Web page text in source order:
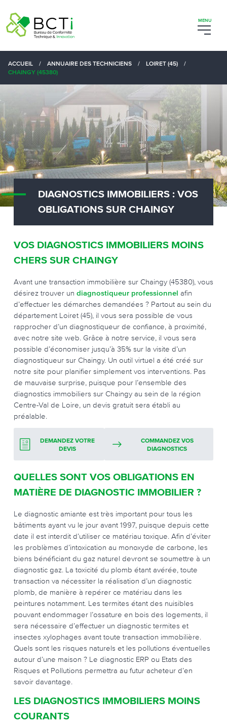
ACCUEIL / ANNUAIRE DES TECHNICIENS / LOIRET (45)
/
CHAINGY (45380)
DIAGNOSTICS IMMOBILIERS : VOS
OBLIGATIONS SUR CHAINGY
VOS DIAGNOSTICS IMMOBILIERS MOINS
CHERS SUR CHAINGY
Avant une transaction immobilière sur Chaingy (45380), vous
désirez trouver un diagnostiqueur professionnel afin
d’effectuer les démarches demandées ? Partout au sein du
département Loiret (45), il vous sera possible de vous
rapprocher d’un diagnostiqueur de confiance, à proximité,
avec notre site web. Grâce à notre service, il vous sera
possible d’économiser jusqu’à 35% sur la visite d’un
diagnostiqueur sur Chaingy. Un outil virtuel a été créé sur
notre site pour planifier simplement vos interventions. Pas
de mauvaise surprise, puisque pour l’ensemble des
diagnostics immobiliers sur Chaingy au sein de la région
Centre-Val de Loire, un devis gratuit sera établi au
préalable.
DEMANDEZ VOTRE
DEVIS
COMMANDEZ VOS
DIAGNOSTICS
QUELLES SONT VOS OBLIGATIONS EN
MATIÈRE DE DIAGNOSTIC IMMOBILIER ?
Le diagnostic amiante est très important pour tous les
bâtiments ayant vu le jour avant 1997, puisque depuis cette
date il est interdit d’utiliser ce matériau toxique. Afin d’éviter
les problèmes d’intoxication au monoxyde de carbone, les
biens bénéficiant du gaz naturel devront se soumettre à un
diagnostic gaz. La toxicité du plomb étant avérée, toute
transaction va nécessiter la réalisation d’un diagnostic
plomb, de manière à repérer ce matériau dans les
peintures notamment. Les termites étant des nuisibles
pouvant endommager l’ossature en bois des logements, il
sera nécessaire d’effectuer un diagnostic termites et
insectes xylophages avant toute transaction immobilière.
Quels sont les risques naturels et les pollutions éventuelles
autour d’une maison ? Le diagnostic ERP ou Etats des
Risques et Pollutions permettra au futur acheteur d’en
savoir davantage.
LES DIAGNOSTICS IMMOBILIERS MOINS
COURANTS